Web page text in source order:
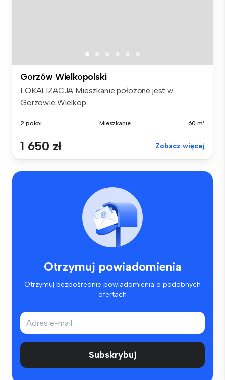
Gorzów Wielkopolski
LOKALIZACJA Mieszkanie położone jest w
Gorzowie Wielkop...
2 pokoi Mieszkanie 60 m²
1 650 zł Zobacz więcej
Otrzymuj powiadomienia
Otrzymuj bezpośrednie powiadomienia o podobnych
ofertach
Subskrybuj